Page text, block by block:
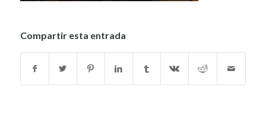
Compartir esta entrada